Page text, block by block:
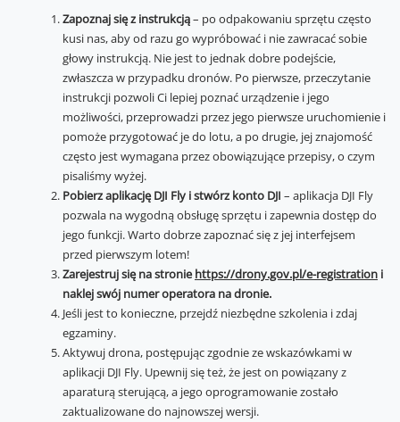
Zapoznaj się z instrukcją– po odpakowaniu sprzętu często
kusi nas, aby od razu go wypróbować i nie zawracać sobie
głowy instrukcją. Nie jest to jednak dobre podejście,
zwłaszcza w przypadku dronów. Po pierwsze, przeczytanie
instrukcji pozwoli Ci lepiej poznać urządzenie i jego
możliwości, przeprowadzi przez jego pierwsze uruchomienie i
pomoże przygotować je do lotu, a po drugie, jej znajomość
często jest wymagana przez obowiązujące przepisy, o czym
pisaliśmy wyżej.
Pobierz aplikację DJI Fly i stwórz konto DJI – aplikacja DJI Fly
pozwala na wygodną obsługę sprzętu i zapewnia dostęp do
jego funkcji. Warto dobrze zapoznać się z jej interfejsem
przed pierwszym lotem!
Zarejestruj się na stroniehttps://drony.gov.pl/e-registration i
naklej swój numer operatora na dronie.
Jeśli jest to konieczne, przejdź niezbędne szkolenia i zdaj
egzaminy.
Aktywuj drona, postępując zgodnie ze wskazówkami w
aplikacji DJI Fly. Upewnij się też, że jest on powiązany z
aparaturą sterującą, a jego oprogramowanie zostało
zaktualizowane do najnowszej wersji.